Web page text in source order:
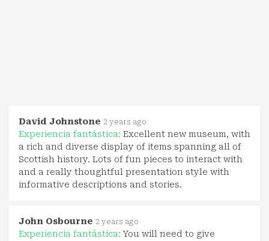
David Johnstone 2 years ago
Experiencia fantástica: Excellent new museum, with
a rich and diverse display of items spanning all of
Scottish history. Lots of fun pieces to interact with
and a really thoughtful presentation style with
informative descriptions and stories.
John Osbourne 2 years ago
Experiencia fantástica:You will need to give